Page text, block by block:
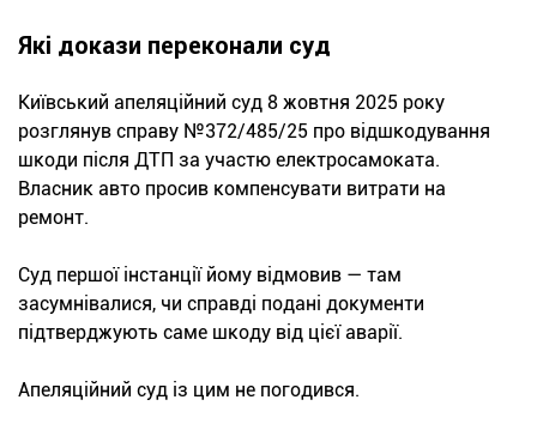
Які докази переконали суд
Київський апеляційний суд 8 жовтня 2025 року
розглянув справу №372/485/25 про відшкодування
шкоди після ДТП за участю електросамоката.
Власник авто просив компенсувати витрати на
ремонт.
Суд першої інстанції йому відмовив — там
засумнівалися, чи справді подані документи
підтверджують саме шкоду від цієї аварії.
Апеляційний суд із цим не погодився.